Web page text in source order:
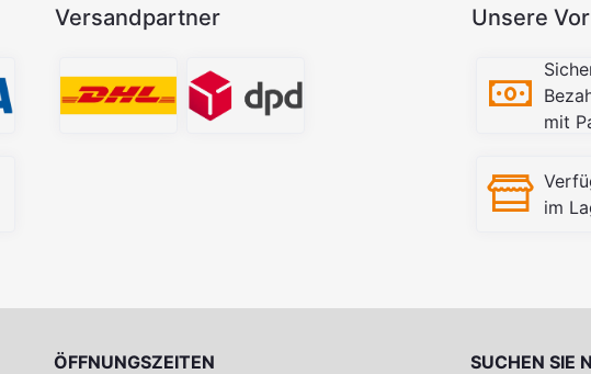
Versandpartner Unsere
mit
im
ÖFFNUNGSZEITEN SUCHEN SIE